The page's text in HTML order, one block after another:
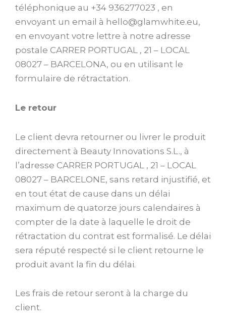
téléphonique au +34 936277023 , en
envoyant un email à hello@glamwhite.eu,
en envoyant votre lettre à notre adresse
postale CARRER PORTUGAL , 21 – LOCAL
08027 – BARCELONA, ou en utilisant le
formulaire de rétractation.
Le retour
Le client devra retourner ou livrer le produit
directement à Beauty Innovations S.L., à
l’adresse CARRER PORTUGAL , 21 – LOCAL
08027 – BARCELONE, sans retard injustifié, et
en tout état de cause dans un délai
maximum de quatorze jours calendaires à
compter de la date à laquelle le droit de
rétractation du contrat est formalisé. Le délai
sera réputé respecté si le client retourne le
produit avant la fin du délai.
Les frais de retour seront à la charge du
client.